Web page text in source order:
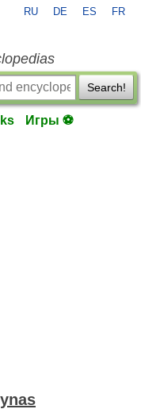
RU DE ES FR
Search!
Игры ⚽